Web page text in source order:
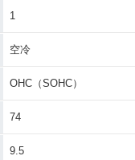
1
空冷
OHC（SOHC）
74
9.5